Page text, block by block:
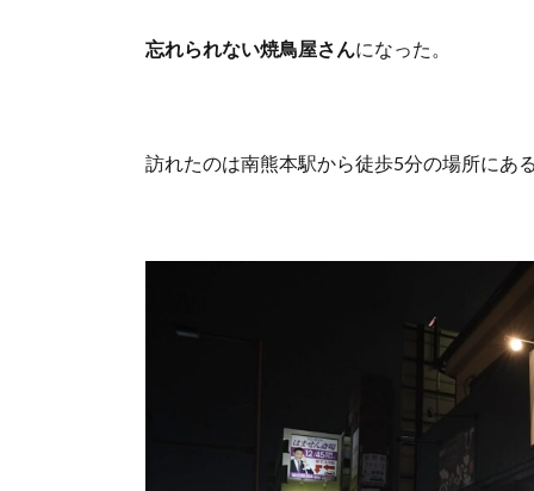
忘れられない焼鳥屋さんになった。
訪れたのは南熊本駅から徒歩5分の場所にあ